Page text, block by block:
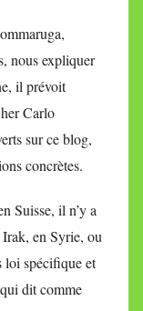
nous expliquer
il prévoit
Carlo
sur ce blog,
concrètes.
Suisse, il n’y a
Irak, en Syrie, ou
loi spécifique et
dit comme